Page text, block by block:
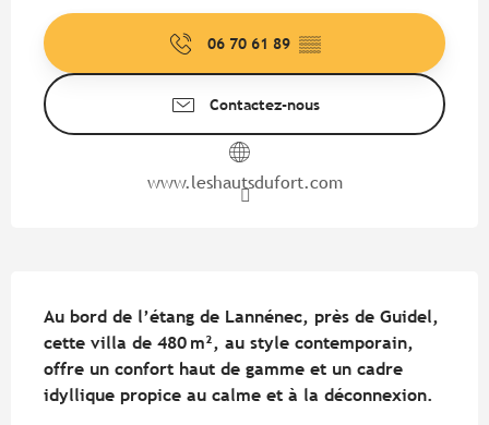
06 70 61 89 ▒▒
Contactez-nous
www.leshautsdufort.com
Au bord de l’étang de Lannénec, près de Guidel,
cette villa de 480 m², au style contemporain,
offre un confort haut de gamme et un cadre
idyllique propice au calme et à la déconnexion.